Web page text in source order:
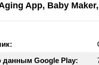
App, Baby
данным Google Play: